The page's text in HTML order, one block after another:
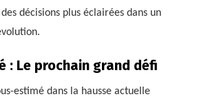
décisions plus éclairées dans un
: Le prochain grand défi
estimé dans la hausse actuelle